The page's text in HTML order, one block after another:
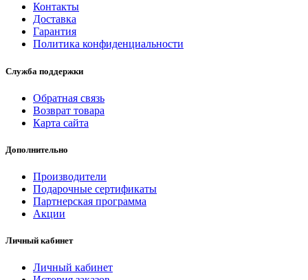
Контакты
Доставка
Гарантия
Политика конфиденциальности
Служба поддержки
Обратная связь
Возврат товара
Карта сайта
Дополнительно
Производители
Подарочные сертификаты
Партнерская программа
Акции
Личный кабинет
Личный кабинет